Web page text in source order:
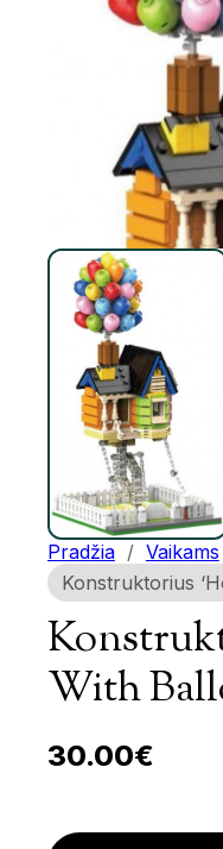
Pradžia / Vaikams
Konstruktorius
With
30.00€
Konstruktorius